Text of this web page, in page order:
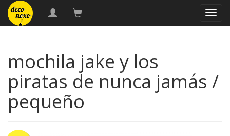
mochila jake y los
piratas de nunca jamás /
pequeño